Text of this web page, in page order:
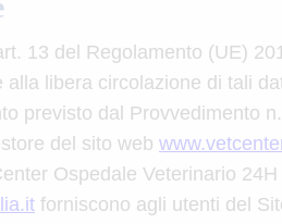
13 del Regolamento (UE)
libera circolazione di tali
previsto dal Provvedimento
del sito web
Ospedale Veterinario
forniscono agli utenti del